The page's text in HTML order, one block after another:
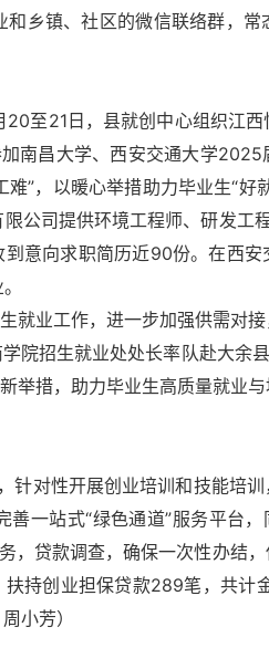
乡镇、社区的微信联络群，
至21日，县就创中心组织江
南昌大学、西安交通大学
难”，以暖心举措助力毕业生“
公司提供环境工程师、研发工
意向求职简历近90份。在西
就业工作，进一步加强供需对
院招生就业处处长率队赴大余
举措，助力毕业生高质量就业
针对性开展创业培训和技能培
一站式“绿色通道”服务平台
，贷款调查，确保一次性办结
持创业担保贷款289笔，共计
小芳‌‌‌）